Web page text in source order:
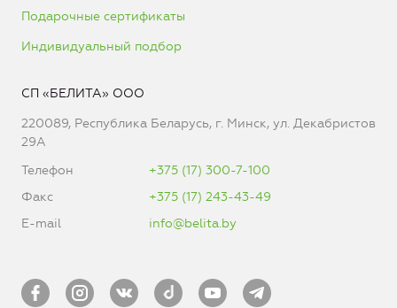
Подарочные сертификаты
Индивидуальный подбор
СП «БЕЛИТА» ООО
220089, Республика Беларусь, г. Минск, ул. Декабристов
29А
Телефон
+375 (17) 300-7-100
Факс
+375 (17) 243-43-49
E-mail
info@belita.by